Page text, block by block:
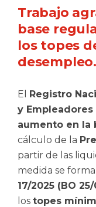
Trabajo
base
los topes
desempleo.
El Registro
y Empleadores
aumento en la
cálculo de la
partir de las
medida se
17/2025 (BO
los topes